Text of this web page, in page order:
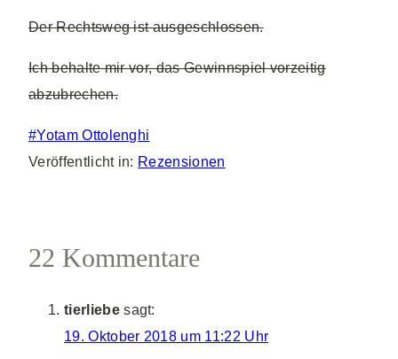
Der Rechtsweg ist ausgeschlossen.
Ich behalte mir vor, das Gewinnspiel vorzeitig
abzubrechen.
Schlagworte:
#Yotam Ottolenghi
Veröffentlicht in: Rezensionen
22 Kommentare
tierliebe sagt:
19. Oktober 2018 um 11:22 Uhr